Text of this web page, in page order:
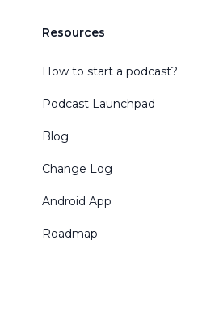
Resources
How to start a podcast?
Podcast Launchpad
Blog
Change Log
Android App
Roadmap